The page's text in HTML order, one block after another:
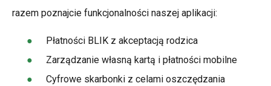
razem poznajcie funkcjonalności naszej aplikacji:
Płatności BLIK z akceptacją rodzica
Zarządzanie własną kartą i płatności mobilne
Cyfrowe skarbonki z celami oszczędzania